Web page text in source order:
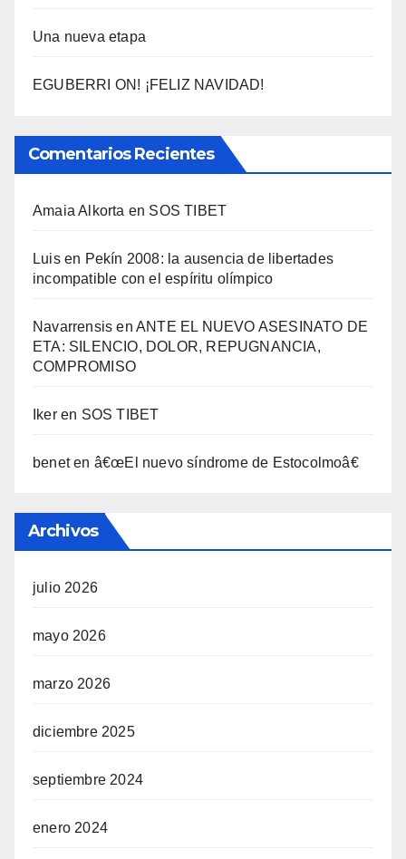
Una nueva etapa
EGUBERRI ON! ¡FELIZ NAVIDAD!
Comentarios Recientes
Amaia Alkorta en SOS TIBET
Luisen Pekí­n 2008: la ausencia de libertades
incompatible con el espí­ritu olí­mpico
Navarrensis enANTE EL NUEVO ASESINATO DE
ETA: SILENCIO, DOLOR, REPUGNANCIA,
COMPROMISO
Ikeren SOS TIBET
beneten â€œEl nuevo sí­ndrome de Estocolmoâ€
Archivos
julio 2026
mayo 2026
marzo 2026
diciembre 2025
septiembre 2024
enero 2024